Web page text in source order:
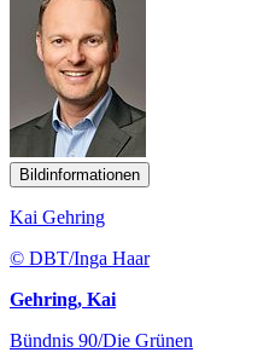
Bildinformationen
Kai Gehring
© DBT/Inga Haar
Gehring, Kai
Bündnis 90/Die Grünen